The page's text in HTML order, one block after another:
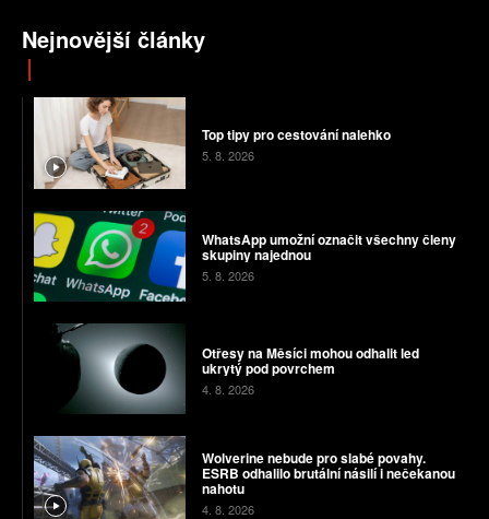
Nejnovější články
Top tipy pro cestování nalehko
5. 8. 2026
WhatsApp umožní označit všechny členy
skupiny najednou
5. 8. 2026
Otřesy na Měsíci mohou odhalit led
ukrytý pod povrchem
4. 8. 2026
Wolverine nebude pro slabé povahy.
ESRB odhalilo brutální násilí i nečekanou
nahotu
4. 8. 2026